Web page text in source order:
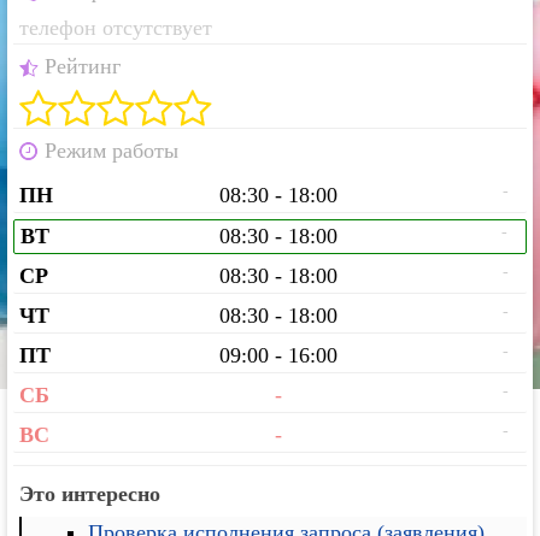
телефон отсутствует
Рейтинг
Режим работы
ПН
08:30 - 18:00 -
ВТ 08:30 - 18:00 -
СР 08:30 - 18:00 -
ЧТ 08:30 - 18:00 -
ПТ 09:00 - 16:00 -
СБ - -
ВС - -
Это интересно